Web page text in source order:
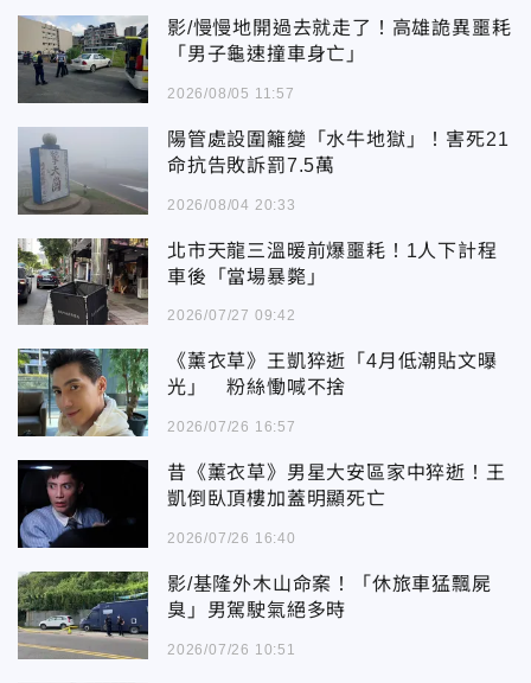
影/慢慢地開過去就走了！高雄詭異噩耗
「男子龜速撞車身亡」
2026/08/05 11:57
陽管處設圍籬變「水牛地獄」！害死21
命抗告敗訴罰7.5萬
2026/08/04 20:33
北市天龍三溫暖前爆噩耗！1人下計程
車後「當場暴斃」
2026/07/27 09:42
《薰衣草》王凱猝逝「4月低潮貼文曝
光」 粉絲慟喊不捨
2026/07/26 16:57
昔《薰衣草》男星大安區家中猝逝！王
凱倒臥頂樓加蓋明顯死亡
2026/07/26 16:40
影/基隆外木山命案！「休旅車猛飄屍
臭」男駕駛氣絕多時
2026/07/26 10:51